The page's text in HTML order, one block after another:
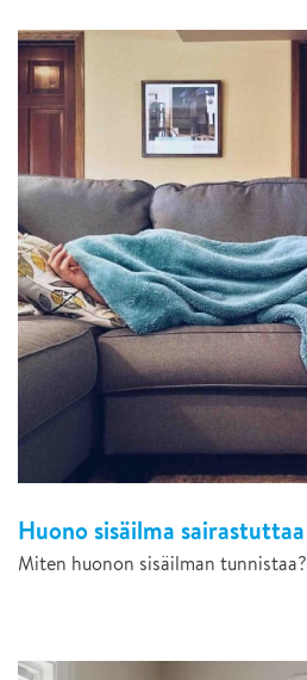
Huono sisäilma sairastuttaa
Miten huonon sisäilman tunnistaa?